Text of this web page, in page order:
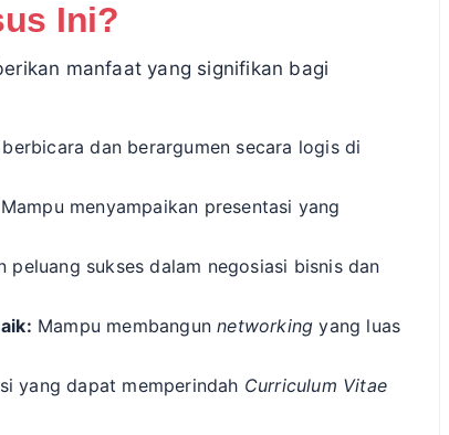
Ini?
manfaat yang signifikan bagi
berbicara dan berargumen secara logis di
Mampu menyampaikan presentasi yang
peluang sukses dalam negosiasi bisnis dan
Mampu membangunnetworking yang luas
yang dapat memperindah Curriculum Vitae